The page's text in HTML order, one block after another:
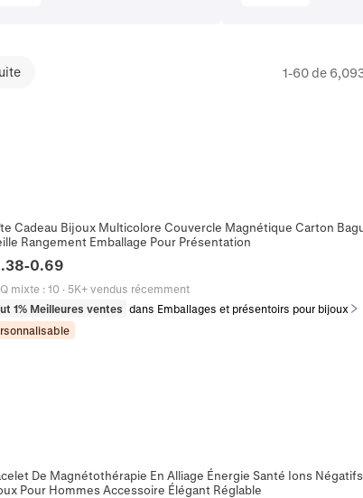
1-60 de
Cadeau Bijoux Multicolore Couvercle Magnétique Carton
Rangement Emballage Pour Présentation
-0.69
mixte : 10 · 5K+ vendus récemment
1% Meilleures ventes dans Emballages et présentoirs pour bijoux
De Magnétothérapie En Alliage Énergie Santé Ions
Pour Hommes Accessoire Élégant Réglable